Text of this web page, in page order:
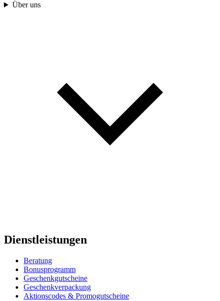
Über uns
Dienstleistungen
Beratung
Bonusprogramm
Geschenkgutscheine
Geschenkverpackung
Aktionscodes & Promogutscheine